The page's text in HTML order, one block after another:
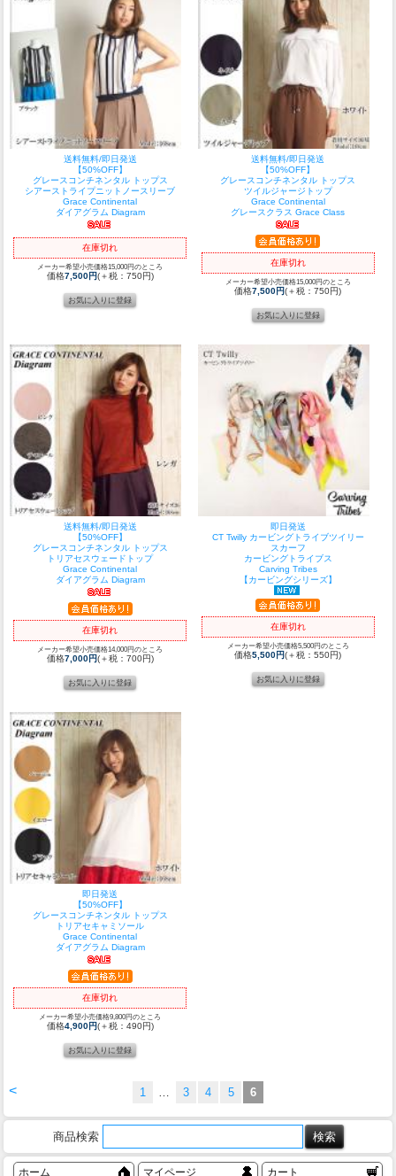
送料無料/即日発送
【50%OFF】
グレースコンチネンタル トップス
シアーストライプニットノースリーブ
Grace Continental
ダイアグラム Diagram
在庫切れ
メーカー希望小売価格15,000円のところ
価格7,500円(＋税：750円)
送料無料/即日発送
【50%OFF】
グレースコンチネンタル トップス
ツイルジャージトップ
Grace Continental
グレースクラス Grace Class
在庫切れ
メーカー希望小売価格15,000円のところ
価格7,500円(＋税：750円)
送料無料/即日発送
【50%OFF】
グレースコンチネンタル トップス
トリアセスウェードトップ
Grace Continental
ダイアグラム Diagram
在庫切れ
メーカー希望小売価格14,000円のところ
価格7,000円(＋税：700円)
即日発送
CT Twilly カービングトライブツイリー
スカーフ
カービングトライブス
Carving Tribes
【カービングシリーズ】
在庫切れ
メーカー希望小売価格5,500円のところ
価格5,500円(＋税：550円)
即日発送
【50%OFF】
グレースコンチネンタル トップス
トリアセキャミソール
Grace Continental
ダイアグラム Diagram
在庫切れ
メーカー希望小売価格9,800円のところ
価格4,900円(＋税：490円)
< 1 3 4 5 6
商品検索
ホーム マイページ カート